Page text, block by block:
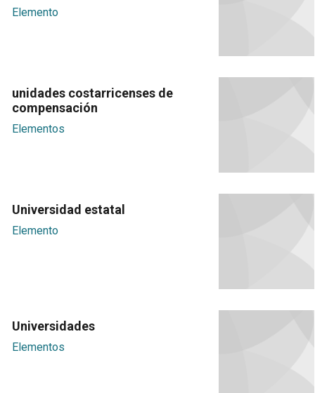
Elemento
unidades costarricenses de
compensación
Elementos
Universidad estatal
Elemento
Universidades
Elementos